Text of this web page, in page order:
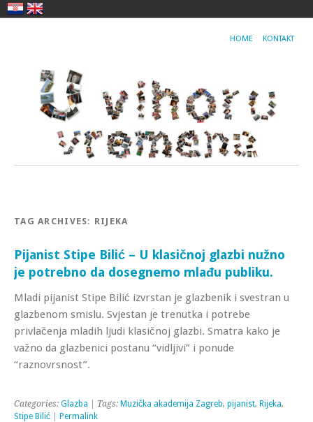
HOME KONTAKT
TAG ARCHIVES: RIJEKA
Pijanist Stipe Bilić – U klasičnoj glazbi nužno
je potrebno da dosegnemo mlađu publiku.
Mladi pijanist Stipe Bilić izvrstan je glazbenik i svestran u
glazbenom smislu. Svjestan je trenutka i potrebe
privlačenja mladih ljudi klasičnoj glazbi. Smatra kako je
važno da glazbenici postanu “vidljivi” i ponude
“raznovrsnost”.
Categories: Glazba | Tags: Muzička akademija Zagreb, pijanist, Rijeka,
Stipe Bilić
Permalink